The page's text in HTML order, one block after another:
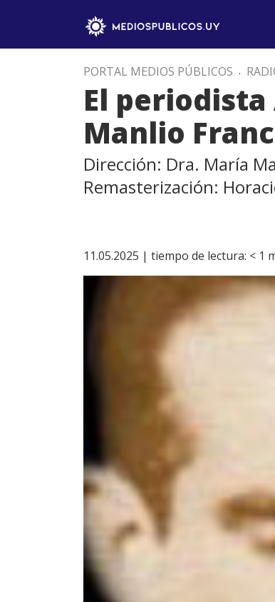
PORTAL MEDIOS PÚBLICOS .
El
Manlio
Dirección: Dra. María
Remasterización:
11.05.2025 | tiempo de lectura: < 1